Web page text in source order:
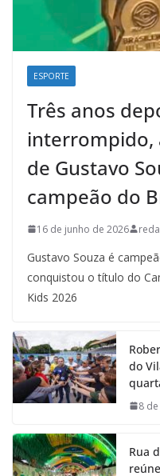
ESPORTE
Três anos
interrompido,
de Gustavo
campeão do
16 de junho de 2026
Gustavo Souza é
conquistou o título do
Kids 2026
do
8
Rua